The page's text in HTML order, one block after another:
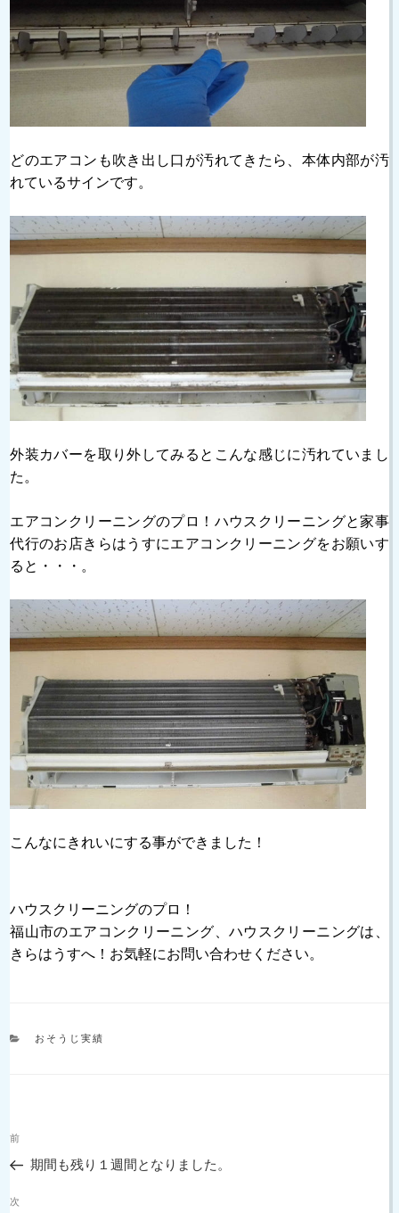
どのエアコンも吹き出し口が汚れてきたら、本体内部が汚
れているサインです。
外装カバーを取り外してみるとこんな感じに汚れていまし
た。
エアコンクリーニングのプロ！ハウスクリーニングと家事
代行のお店きらはうすにエアコンクリーニングをお願いす
ると・・・。
こんなにきれいにする事ができました！
ハウスクリーニングのプロ！
福山市のエアコンクリーニング、ハウスクリーニングは、
きらはうすへ！お気軽にお問い合わせください。
カ
おそうじ実績
稿
ナ
ゲ
過
去
投
前
期間も残り１週間となりました。
次
次